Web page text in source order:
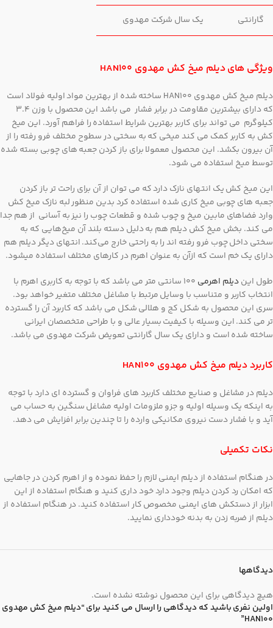
گارانتی یک سال شرکت مهدوی
ویژگی های دیلم میخ کش مهدوی HAN100
دیلم میخ کش مهدوی HAN100 ساخته شده از بهترین مواد اولیه فولاد است
که دارای بیشترین مقاومت در برابر فشار می باشد این محصول با وزن 3.4
کیلوگرم می تواند برای کاربر بهترین شرایط استفاده را فراهم آورد. این میخ
کش به کاربر کمک می کند میخی که به سختی در سطوح مختلف فرو رفته را از
آن بیرون بکشد. این محصول معمولا برای باز کردن جعبه های چوبی بسته شده
توسط میخ استفاده می شود.
این میخ کش یک انتهای نازک دارد که می توان از آن برای راحت تر باز کردن
جعبه های چوبی میخ کاری شده استفاده کرد بدین منظور لبه نازک میخ کش
وارد فضاهای مابین میخ و چوب شده و قطعات چوب را نیز به آسانی از هم جدا
می کند. بخش میخ کش دیلم هم به دلیل دسته بلند آن میخ‌هایی که به
سختی داخل چوب فرو رفته اند را به راحتی خارج می‌کند. انتهای دیگر دیلم هم
دارای یک خم است که ازآن به عنوان اهرم در کارهای مختلف استفاده میشود.
طول ایندیلم اهرمی
100 سانتی متر می باشد که با توجه به کاربری اهرم با
انتخاب کاربر و متناسب با وسایل مرتبط با مشاغل مختلف متغیر خواهد بود.
سری این محصول به شکل کج و هلالی شکل می باشد که کاربرد آن را گسترده
تر می کند. این وسیله با کیفیت بسیار عالی و با طراحی متخصصان ایرانی
ساخته شده است و دارای یک سال گارانتی تعویض شرکت مهدوی می باشد.
کاربرد دیلم میخ کش مهدوی HAN100
دیلم در مشاغل و صنایع مختلف کاربرد های فراوان و گسترده ای دارد با توجه
به اینکه یک وسیله اولیه و جزو ملزومات اولیه مشاغل سنگین به حساب می
آید و با فشار دست نیروی مکانیکی وارده را تا چندین برابر افزایش می دهد.
نکات تکمیلی
در هنگام استفاده از دیلم ایمنی لازم را حفظ نموده و از اهرم کردن در جاهایی
که امکان رد کردن دیلم وجود دارد خود داری کنید و هنگام استفاده از این
ابزار از دستکش های ایمنی مخصوص کار استفاده کنید. در هنگام استفاده از
دیلم از ضربه زدن به بدنه خودداری نمایید.
دیدگاهها
هیچ دیدگاهی برای این محصول نوشته نشده است.
اولین نفری باشید که دیدگاهی را ارسال می کنید برای “دیلم میخ کش مهدوی
HAN100”